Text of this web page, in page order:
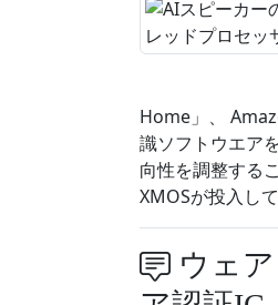
Home」、
識ソフトウエア
向性を調整する
XMOSが投入し
ウェ